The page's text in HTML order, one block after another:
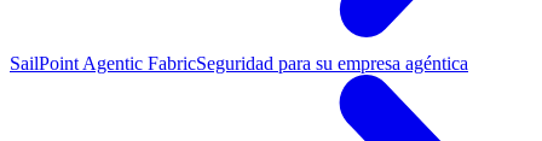
SailPoint Agentic FabricSeguridad para su empresa agéntica